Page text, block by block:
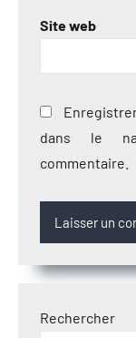
Site web
dans le
commentaire.
Rechercher